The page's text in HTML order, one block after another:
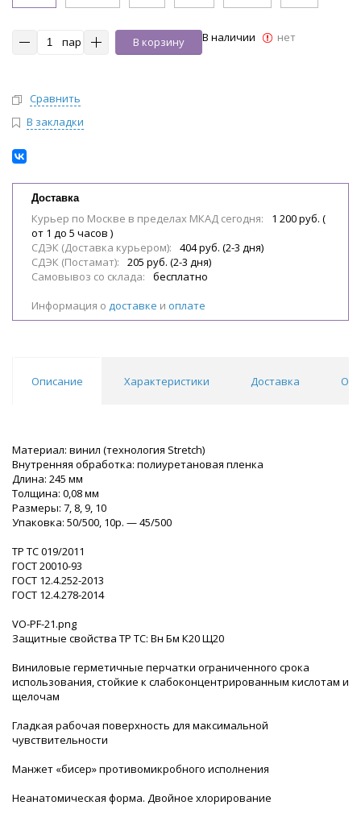
пар В корзину В наличии нет
Сравнить
В закладки
Доставка
Курьер по Москве в пределах МКАД сегодня:
1 200 руб. (
от 1 до 5 часов )
СДЭК (Доставка курьером):
404 руб. (2-3 дня)
СДЭК (Постамат):
205 руб. (2-3 дня)
Самовывоз со склада:
бесплатно
Информация о доставке и оплате
Описание Характеристики Доставка
Материал: винил (технология Stretch)
Внутренняя обработка: полиуретановая пленка
Длина: 245 мм
Толщина: 0,08 мм
Размеры: 7, 8, 9, 10
Упаковка: 50/500, 10р. — 45/500
ТР ТС 019/2011
ГОСТ 20010-93
ГОСТ 12.4.252-2013
ГОСТ 12.4.278-2014
VO-PF-21.png
Защитные свойства ТР ТС: Вн Бм К20 Щ20
Виниловые герметичные перчатки ограниченного срока
использования, стойкие к слабоконцентрированным кислотам и
щелочам
Гладкая рабочая поверхность для максимальной
чувствительности
Манжет «бисер» противомикробного исполнения
Неанатомическая форма. Двойное хлорирование